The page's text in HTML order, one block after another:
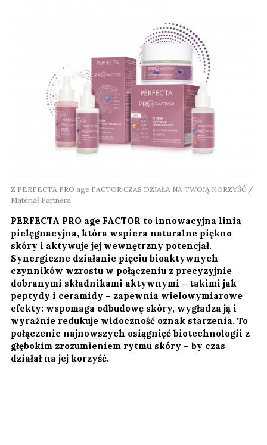
Z PERFECTA PRO age FACTOR CZAS DZIAŁA NA TWOJĄ KORZYŚĆ /
Materiał Partnera
PERFECTA PRO age FACTOR to innowacyjna linia
pielęgnacyjna, która wspiera naturalne piękno
skóry i aktywuje jej wewnętrzny potencjał.
Synergiczne działanie pięciu bioaktywnych
czynników wzrostu w połączeniu z precyzyjnie
dobranymi składnikami aktywnymi – takimi jak
peptydy i ceramidy – zapewnia wielowymiarowe
efekty: wspomaga odbudowę skóry, wygładza ją i
wyraźnie redukuje widoczność oznak starzenia. To
połączenie najnowszych osiągnięć biotechnologii z
głębokim zrozumieniem rytmu skóry – by czas
działał na jej korzyść.